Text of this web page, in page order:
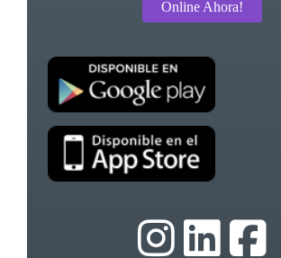
Online Ahora!